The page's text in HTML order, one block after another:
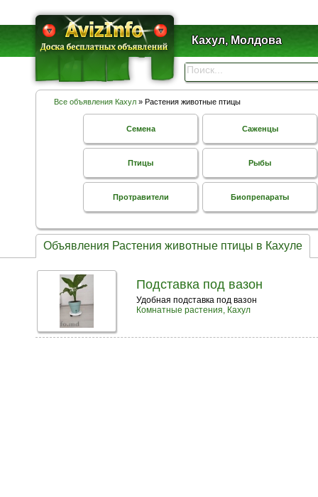
Кахул, Молдова
Все объявления Кахул » Растения животные птицы
Семена Саженцы
Птицы Рыбы
Протравители Биопрепараты
Объявления Растения животные птицы в Кахуле
Подставка под вазон
Удобная подставка под вазон
Комнатные растения, Кахул